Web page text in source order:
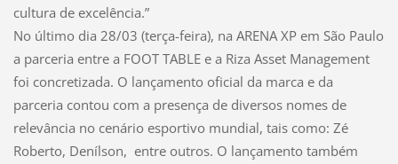
cultura de excelência.”
No último dia 28/03 (terça-feira), na ARENA XP em São Paulo
a parceria entre a FOOT TABLE e a Riza Asset Management
foi concretizada. O lançamento oficial da marca e da
parceria contou com a presença de diversos nomes de
relevância no cenário esportivo mundial, tais como: Zé
Roberto, Denílson, entre outros. O lançamento também